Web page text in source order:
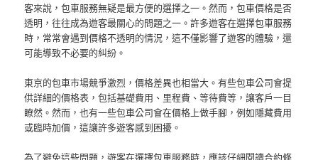
客來說，包車服務無疑是最方便的選擇之一。然而，包車價格是否
透明，往往成為遊客最關心的問題之一。許多遊客在選擇包車服務
時，常常會遇到價格不透明的情況，這不僅影響了遊客的體驗，還
可能導致不必要的糾紛。
東京的包車市場競爭激烈，價格差異也相當大。有些包車公司會提
供詳細的價格表，包括基礎費用、里程費、等待費等，讓客戶一目
瞭然。然而，也有一些包車公司會在價格上做手腳，例如隱藏費用
或臨時加價，這讓許多遊客感到困擾。
為了避免這些問題，遊客在選擇包車服務時，應該仔細閱讀合約條